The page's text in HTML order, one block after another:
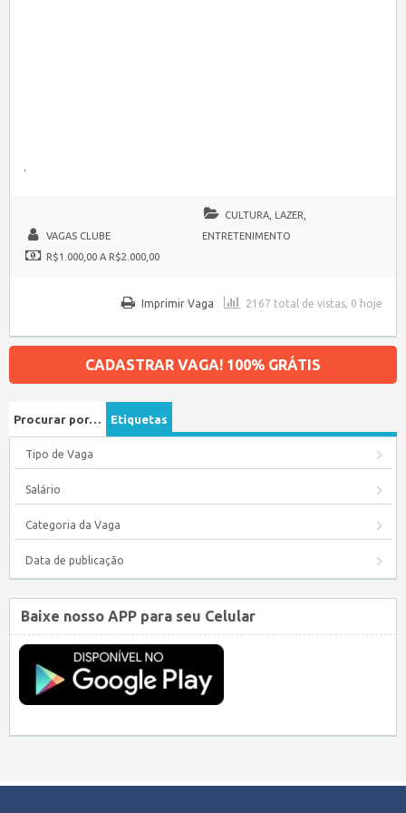
.
VAGAS CLUBE
CULTURA, LAZER,
ENTRETENIMENTO
R$1.000,00 A R$2.000,00
2167 total de vistas, 0 hoje
Imprimir Vaga
CADASTRAR VAGA! 100% GRÁTIS
Procurar por… Etiquetas
Tipo de Vaga
Salário
Categoria da Vaga
Data de publicação
Baixe nosso APP para seu Celular